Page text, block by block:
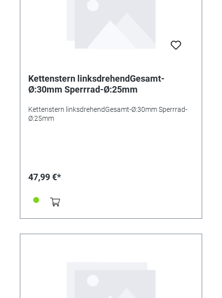
Kettenstern linksdrehendGesamt-
Ø:30mm Sperrrad-Ø:25mm
Kettenstern linksdrehendGesamt-Ø:30mm Sperrrad-
Ø:25mm
47,99 €*